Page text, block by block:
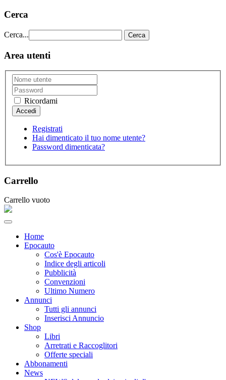
Cerca
Cerca... Cerca
Area utenti
Ricordami
Registrati
Hai dimenticato il tuo nome utente?
Password dimenticata?
Carrello
Carrello vuoto
Home
Epocauto
Cos'è Epocauto
Indice degli articoli
Pubblicità
Convenzioni
Ultimo Numero
Annunci
Tutti gli annunci
Inserisci Annuncio
Shop
Libri
Arretrati e Raccoglitori
Offerte speciali
Abbonamenti
News